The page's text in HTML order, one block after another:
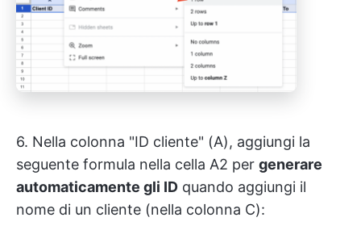
6. Nella colonna "ID cliente" (A), aggiungi la
seguente formula nella cella A2 per generare
automaticamente gli ID quando aggiungi il
nome di un cliente (nella colonna C):